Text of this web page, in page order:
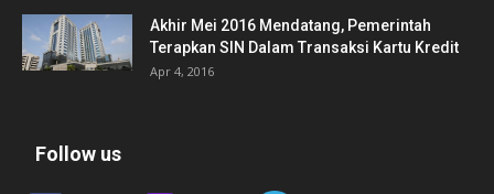
Akhir Mei 2016 Mendatang, Pemerintah
Terapkan SIN Dalam Transaksi Kartu Kredit
Apr 4, 2016
Follow us